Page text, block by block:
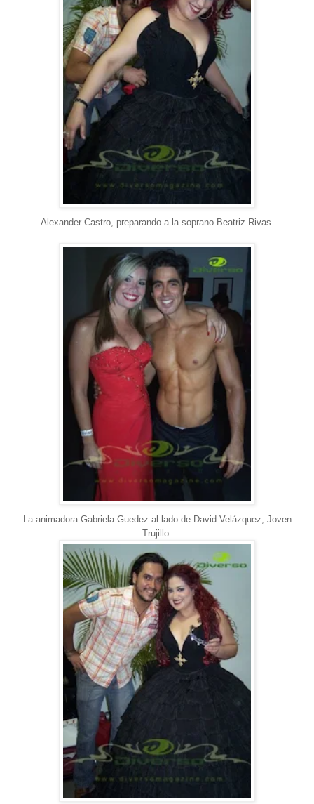
Alexander Castro, preparando a la soprano Beatriz Rivas.
La animadora Gabriela Guedez al lado de David Velázquez, Joven
Trujillo.